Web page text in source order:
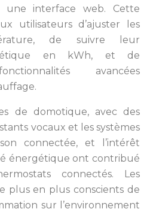
une interface web. Cette
utilisateurs d’ajuster les
de suivre leur
en kWh, et de
avancées
de domotique, avec des
vocaux et les systèmes
connectée, et l’intérêt
énergétique ont contribué
connectés. Les
plus en plus conscients de
sur l’environnement